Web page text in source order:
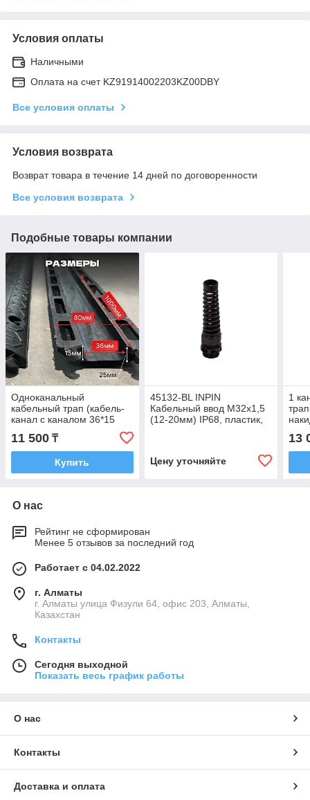
Условия оплаты
Наличными
Оплата на счет KZ91914002203KZ00DBY
Все условия оплаты
Условия возврата
Возврат товара в течение 14 дней по договоренности
Все условия возврата
Подобные товары компании
Одноканальный
кабельный трап (кабель-
канал с каналом 36*15
11 500 ₸
Купить
45132-BL INPIN
Кабельный ввод М32х1,5
(12-20мм) IP68, пластик,
Цену уточняйте
1
13
О нас
Рейтинг не сформирован
Менее 5 отзывов за последний год
Работает с 04.02.2022
г. Алматы
г. Алматы улица Физули 64, офис 203, Алматы,
Казахстан
Контакты
Сегодня выходной
Показать весь график работы
О нас
Контакты
Доставка и оплата